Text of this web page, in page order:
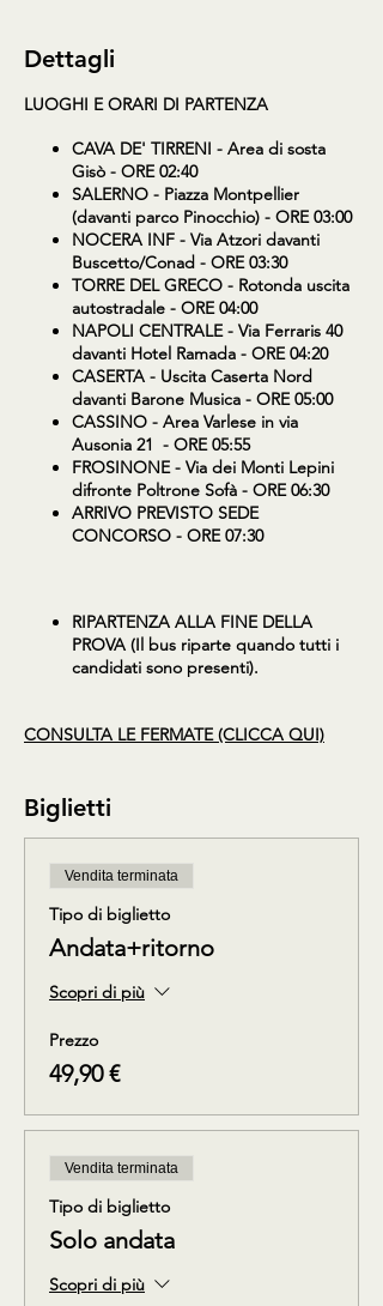
Dettagli
LUOGHI E ORARI DI PARTENZA
CAVA DE' TIRRENI - Area di sosta
Gisò - ORE 02:40
SALERNO - Piazza Montpellier
(davanti parco Pinocchio) - ORE 03:00
NOCERA INF - Via Atzori davanti
Buscetto/Conad - ORE 03:30
TORRE DEL GRECO - Rotonda uscita
autostradale - ORE 04:00
NAPOLI CENTRALE- Via Ferraris 40
davanti Hotel Ramada - ORE 04:20
CASERTA - Uscita Caserta Nord
davanti Barone Musica - ORE 05:00
CASSINO - Area Varlese in via
Ausonia 21 - ORE 05:55
FROSINONE- Via dei Monti Lepini
difronte Poltrone Sofà - ORE 06:30
ARRIVO PREVISTO SEDE
CONCORSO - ORE 07:30
RIPARTENZA ALLA FINE DELLA
PROVA (Il bus riparte quando tutti i
candidati sono presenti).
CONSULTA LE FERMATE (CLICCA QUI)
Biglietti
Vendita terminata
Tipo di biglietto
Andata+ritorno
Scopri di più
Prezzo
49,90 €
Vendita terminata
Tipo di biglietto
Solo andata
Scopri di più